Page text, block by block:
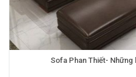
Sofa Phan Thiết- Những